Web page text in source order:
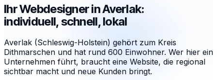
Ihr Webdesigner in Averlak:
individuell, schnell, lokal
Averlak (Schleswig-Holstein) gehört zum Kreis
Dithmarschen und hat rund 600 Einwohner. Wer hier ein
Unternehmen führt, braucht eine Website, die regional
sichtbar macht und neue Kunden bringt.